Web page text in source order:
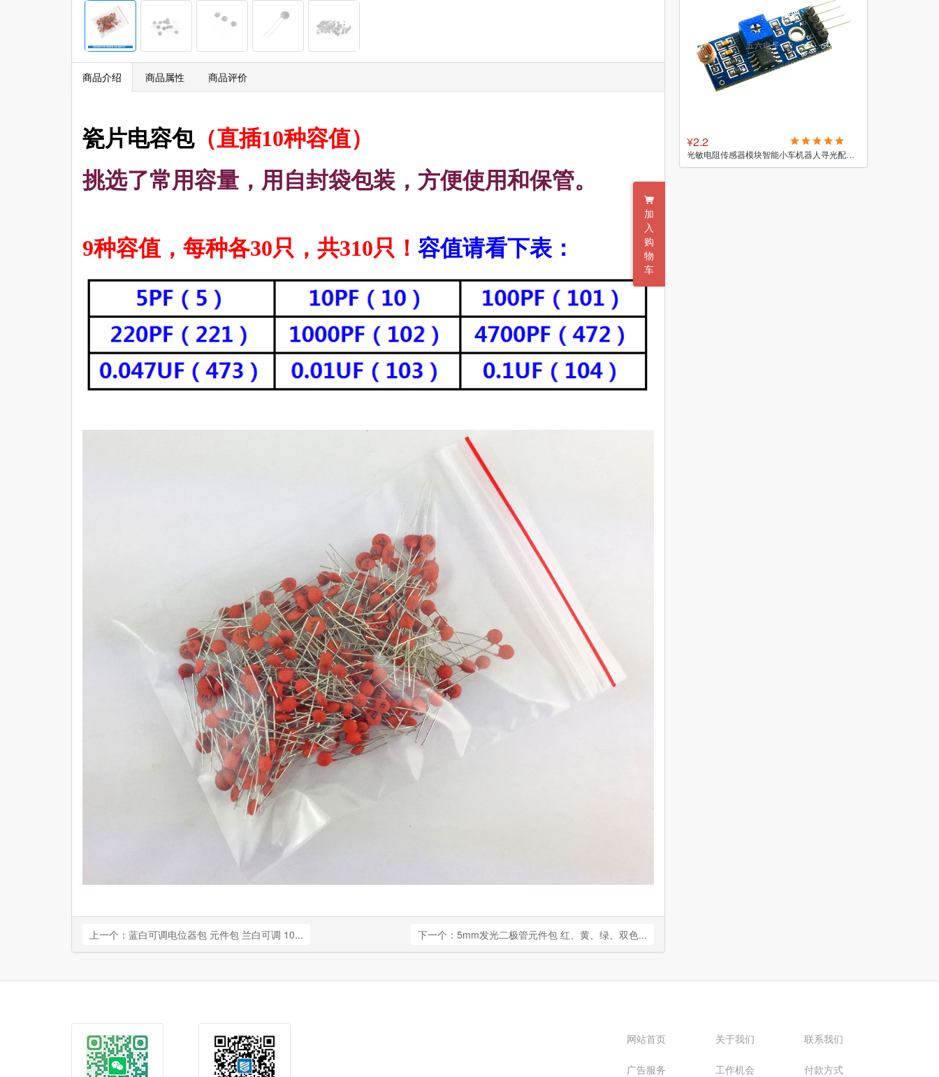
商品介绍 商品属性 商品评价
瓷片电容包（直插10种容值）
挑选了常用容量，用自封袋包装，方便使用和保管。
9种容值，每种各30只，共310只！ 容值请看下表：
上一个：蓝白可调电位器包 元件包 兰白可调 10... 下一个：5mm发光二极管元件包 红、黄、绿、双色...
光敏电阻传感器模块智能小车机器人寻光配件单片机电子开关电路板
加
入
购
物
车
网站首页 关于我们 联系我们
广告服务 工作机会 付款方式